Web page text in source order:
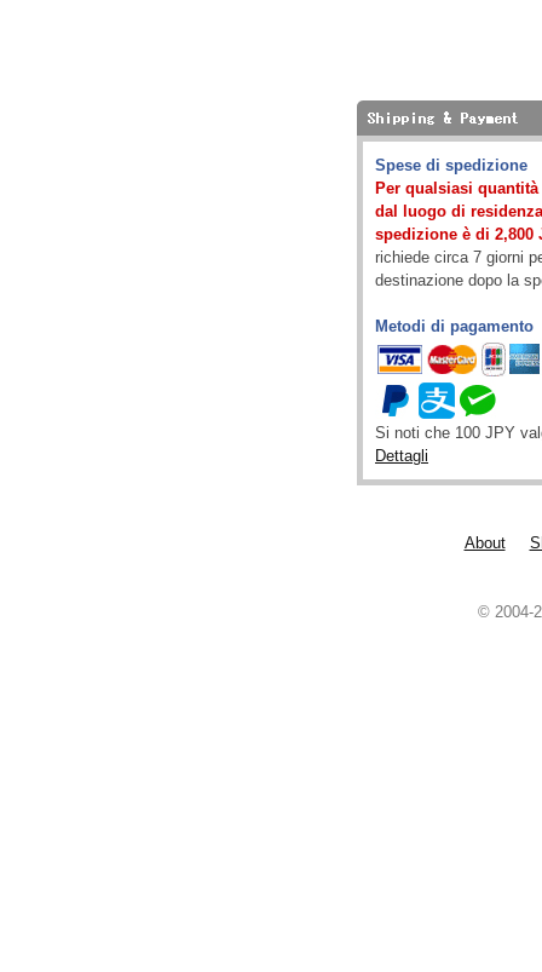
Spese di spedizione
Per qualsiasi
dal luogo di
spedizione è di 2,800
richiede circa 7 giorni
destinazione dopo la
Metodi di pagamento
Si noti che 100 JPY
Dettagli
About
© 2004-